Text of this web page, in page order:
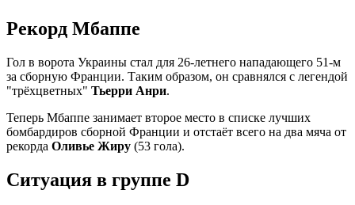
Рекорд Мбаппе
Гол в ворота Украины стал для 26-летнего нападающего 51-м
за сборную Франции. Таким образом, он сравнялся с легендой
"трёхцветных" Тьерри Анри.
Теперь Мбаппе занимает второе место в списке лучших
бомбардиров сборной Франции и отстаёт всего на два мяча от
рекорда Оливье Жиру (53 гола).
Ситуация в группе D